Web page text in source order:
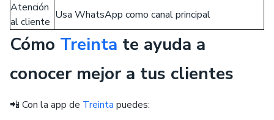
Atención
al cliente
Usa WhatsApp como canal principal
Cómo Treinta te ayuda a
conocer mejor a tus clientes
📲 Con la app de Treinta puedes: